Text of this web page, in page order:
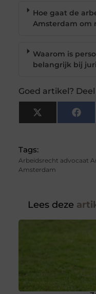
Hoe gaat de
Amsterdam om
Waarom is
belangrijk bij
Goed artikel?
X
(Twitter)
Tags:
Arbeidsrecht advocaat
Amsterdam
Lees deze